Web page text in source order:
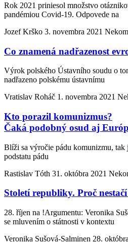
Rok 2021 priniesol množstvo
pandémiou Covid-19. Odpovede na
Jozef Krško 3. novembra 2021
Co znamená nadřazenost
Výrok polského Ústavního soudu o
nadřazeno polskému ústavnímu
Vratislav Roháč 1. novembra 2021
Kto porazil komunizmus?
Čaká podobný osud aj
Blíži sa výročie pádu komunizmu, tak
podstatu pádu
Rastislav Tóth 31. októbra 2021
Století republiky. Proč
28. říjen na !Argumentu: Veronika
se mluvením o státnosti v kontextu
Veronika Sušová-Salminen 28.